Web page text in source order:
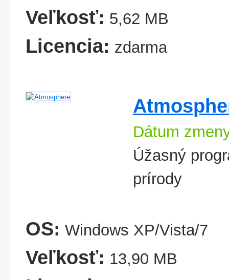
Veľkosť: 5,62 MB
Licencia: zdarma
Dátum
Úžasný
prírody
OS: Windows XP/Vista/7
Veľkosť: 13,90 MB